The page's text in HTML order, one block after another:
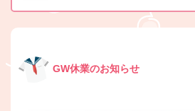
GW休業のお知らせ